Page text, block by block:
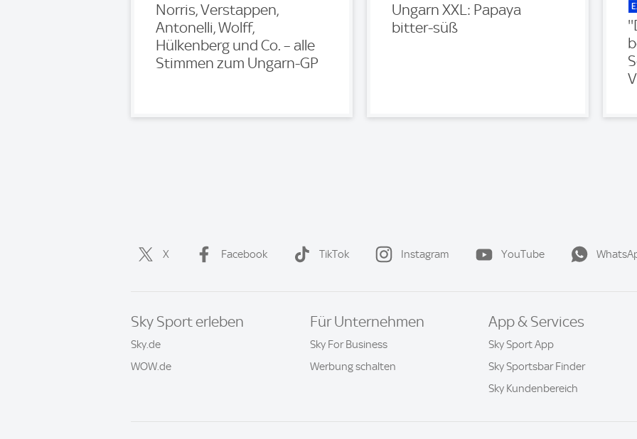
Norris, Verstappen,
Antonelli, Wolff,
Hülkenberg und Co. – alle
Stimmen zum Ungarn-GP
Ungarn XXL: Papaya
bitter-süß
X Facebook TikTok Instagram YouTube
Sky Sport erleben
Sky.de
WOW.de
Für Unternehmen
Sky For Business
Werbung schalten
App & Services
Sky Sport App
Sky Sportsbar Finder
Sky Kundenbereich